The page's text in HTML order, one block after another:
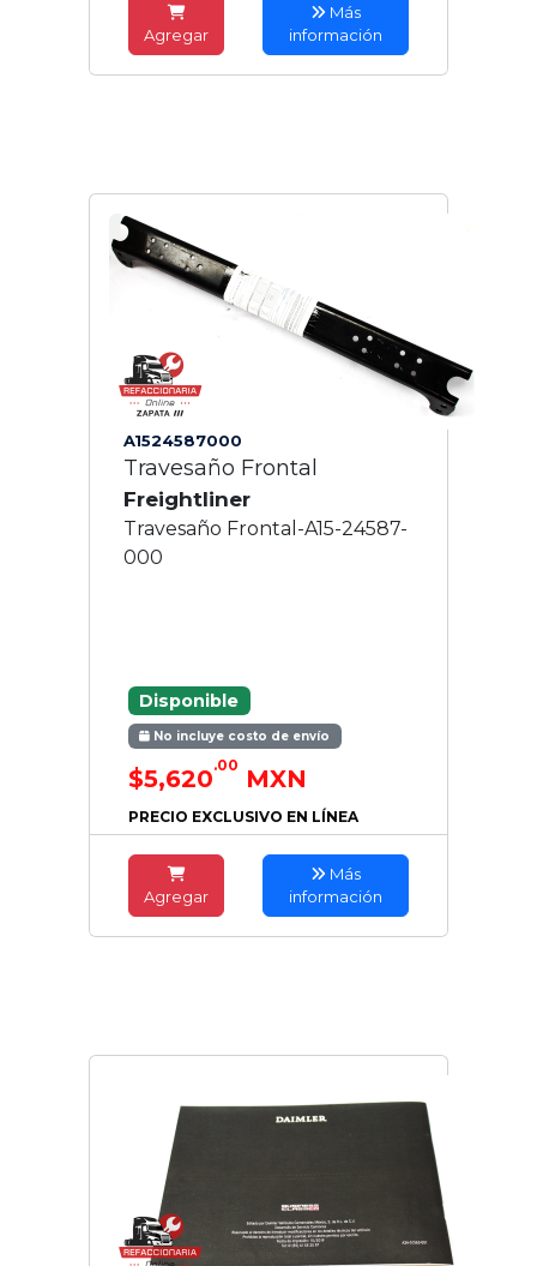
Agregar
Más
información
A1524587000
Travesaño Frontal
Freightliner
Travesaño Frontal-A15-24587-
000
Disponible
No incluye costo de envío
$5,620.00 MXN
PRECIO EXCLUSIVO EN LÍNEA
Agregar
Más
información